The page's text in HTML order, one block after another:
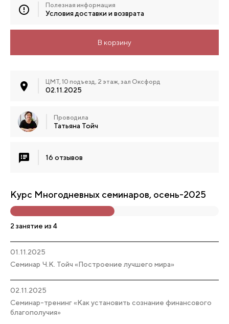
ЦМТ, 10 подъезд, 2 этаж, зал Оксфорд
02.11.2025
Проводила
Татьяна Тойч
16 отзывов
Полезная информация
Условия доставки и возврата
В корзину
Курс Многодневных семинаров, осень-2025
2 занятие из 4
01.11.2025
Семинар Ч.К. Тойч «Построение лучшего мира»
02.11.2025
Семинар-тренинг «Как установить сознание финансового
благополучия»